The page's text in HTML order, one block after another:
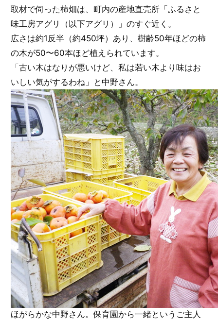
取材で伺った柿畑は、町内の産地直売所「ふるさと
味工房アグリ（以下アグリ）」のすぐ近く。
広さは約1反半（約450坪）あり、樹齢50年ほどの柿
の木が50〜60本ほど植えられています。
「古い木はなりが悪いけど、私は若い木より味はお
いしい気がするわね」と中野さん。
ほがらかな中野さん。保育園から一緒というご主人